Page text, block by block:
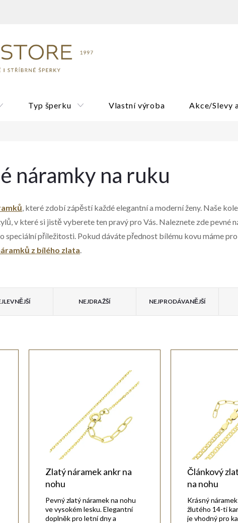
Typ šperku Vlastní výroba Akce/Slevy
náramky na ruku
, které zdobí zápěstí každé elegantní a moderní ženy. Naše
v které si jistě vyberete ten pravý pro Vás. Naleznete zde pevné
speciální příležitosti. Pokud dáváte přednost bílému kovu máme
z bílého zlata.
NEJDRAŽŠÍ NEJPRODÁVANĚJŠÍ
Zlatý náramek ankr na
nohu
Pevný zlatý náramek na nohu
ve vysokém lesku. Elegantní
doplněk pro letní dny a
Článkový
na nohu
Krásný
žlutého 14-ti
je vhodný pro